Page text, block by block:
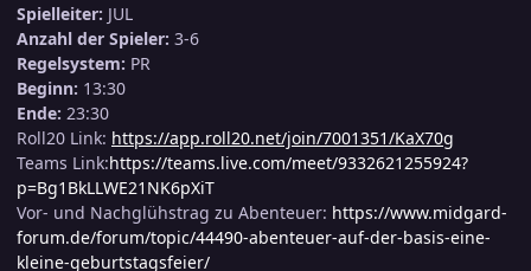
Spielleiter: JUL
Anzahl der Spieler: 3-6
Regelsystem: PR
Beginn: 13:30
Ende: 23:30
Roll20 Link: https://app.roll20.net/join/7001351/KaX70g
Teams Link:https://teams.live.com/meet/9332621255924?
p=Bg1BkLLWE21NK6pXiT
Vor- und Nachglühstrag zu Abenteuer: https://www.midgard-
forum.de/forum/topic/44490-abenteuer-auf-der-basis-eine-
kleine-geburtstagsfeier/